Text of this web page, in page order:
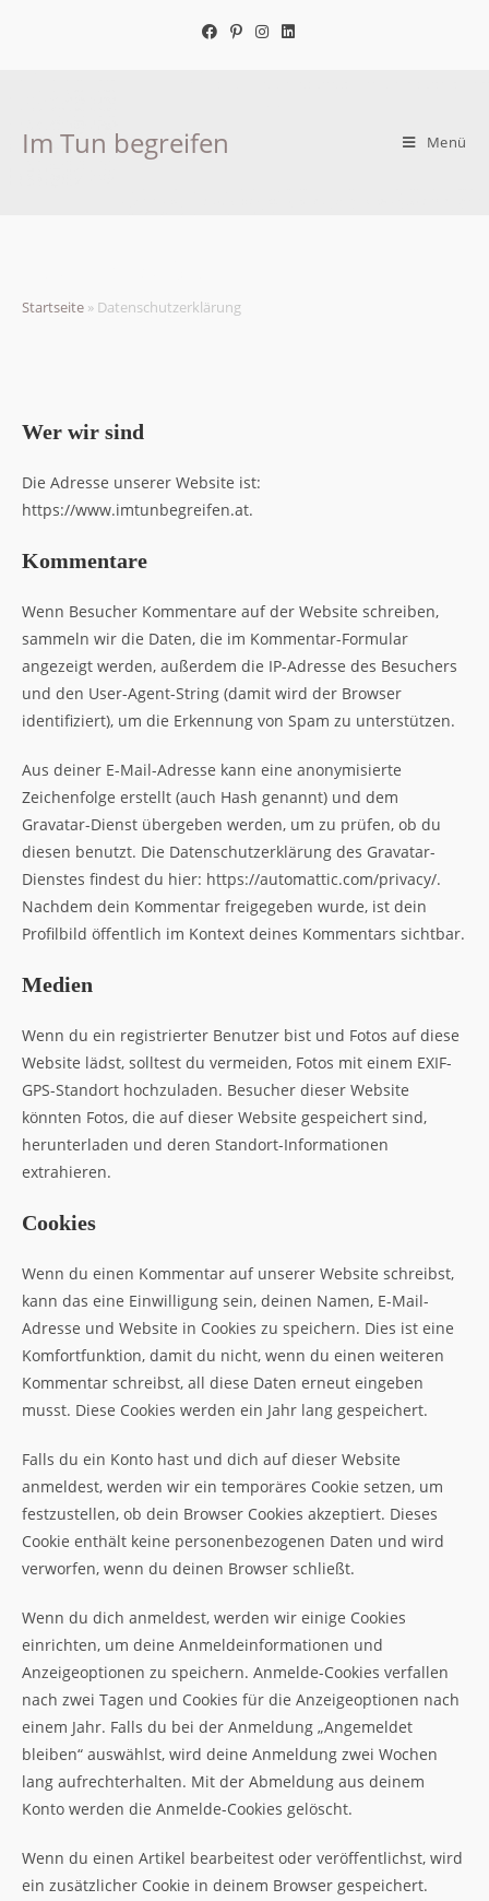
Im Tun begreifen Menü
Startseite » Datenschutzerklärung
Wer wir sind
Die Adresse unserer Website ist:
https://www.imtunbegreifen.at.
Kommentare
Wenn Besucher Kommentare auf der Website schreiben,
sammeln wir die Daten, die im Kommentar-Formular
angezeigt werden, außerdem die IP-Adresse des Besuchers
und den User-Agent-String (damit wird der Browser
identifiziert), um die Erkennung von Spam zu unterstützen.
Aus deiner E-Mail-Adresse kann eine anonymisierte
Zeichenfolge erstellt (auch Hash genannt) und dem
Gravatar-Dienst übergeben werden, um zu prüfen, ob du
diesen benutzt. Die Datenschutzerklärung des Gravatar-
Dienstes findest du hier: https://automattic.com/privacy/.
Nachdem dein Kommentar freigegeben wurde, ist dein
Profilbild öffentlich im Kontext deines Kommentars sichtbar.
Medien
Wenn du ein registrierter Benutzer bist und Fotos auf diese
Website lädst, solltest du vermeiden, Fotos mit einem EXIF-
GPS-Standort hochzuladen. Besucher dieser Website
könnten Fotos, die auf dieser Website gespeichert sind,
herunterladen und deren Standort-Informationen
extrahieren.
Cookies
Wenn du einen Kommentar auf unserer Website schreibst,
kann das eine Einwilligung sein, deinen Namen, E-Mail-
Adresse und Website in Cookies zu speichern. Dies ist eine
Komfortfunktion, damit du nicht, wenn du einen weiteren
Kommentar schreibst, all diese Daten erneut eingeben
musst. Diese Cookies werden ein Jahr lang gespeichert.
Falls du ein Konto hast und dich auf dieser Website
anmeldest, werden wir ein temporäres Cookie setzen, um
festzustellen, ob dein Browser Cookies akzeptiert. Dieses
Cookie enthält keine personenbezogenen Daten und wird
verworfen, wenn du deinen Browser schließt.
Wenn du dich anmeldest, werden wir einige Cookies
einrichten, um deine Anmeldeinformationen und
Anzeigeoptionen zu speichern. Anmelde-Cookies verfallen
nach zwei Tagen und Cookies für die Anzeigeoptionen nach
einem Jahr. Falls du bei der Anmeldung „Angemeldet
bleiben“ auswählst, wird deine Anmeldung zwei Wochen
lang aufrechterhalten. Mit der Abmeldung aus deinem
Konto werden die Anmelde-Cookies gelöscht.
Wenn du einen Artikel bearbeitest oder veröffentlichst, wird
ein zusätzlicher Cookie in deinem Browser gespeichert.